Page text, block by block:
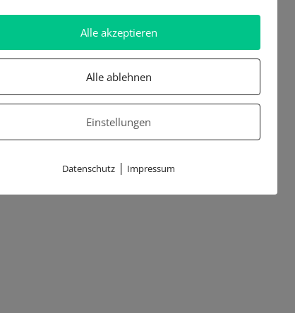
Alle akzeptieren
Alle ablehnen
Einstellungen
Datenschutz | Impressum